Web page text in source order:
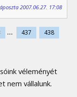
2007.06.27. 17:08
... 437
438
véleményét
nem vállalunk.